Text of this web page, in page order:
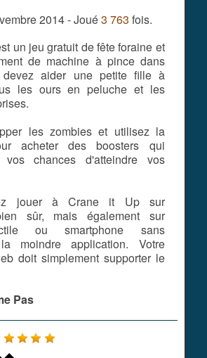
2014 - Joué3 763 fois.
un jeu gratuit de fête foraine et
de machine à pince dans
aider une petite fille à
les ours en peluche et les
les zombies et utilisez la
acheter des boosters qui
vos chances d'atteindre vos
jouer à Crane it Up sur
sûr, mais également sur
ou smartphone sans
moindre application. Votre
doit simplement supporter le
Pas